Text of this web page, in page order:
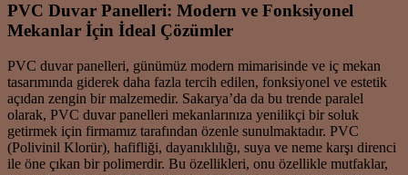
PVC Duvar Panelleri: Modern ve Fonksiyonel
Mekanlar İçin İdeal Çözümler
PVC duvar panelleri, günümüz modern mimarisinde ve iç mekan
tasarımında giderek daha fazla tercih edilen, fonksiyonel ve estetik
açıdan zengin bir malzemedir. Sakarya’da da bu trende paralel
olarak, PVC duvar panelleri mekanlarınıza yenilikçi bir soluk
getirmek için firmamız tarafından özenle sunulmaktadır. PVC
(Polivinil Klorür), hafifliği, dayanıklılığı, suya ve neme karşı direnci
ile öne çıkan bir polimerdir. Bu özellikleri, onu özellikle mutfaklar,